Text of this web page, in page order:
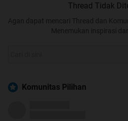
Thread Tidak
Agan dapat mencari Thread dan
Menemukan inspirasi
Komunitas Pilihan